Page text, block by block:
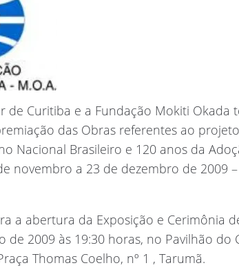
de Curitiba e a Fundação Mokiti Okada
das Obras referentes ao
Nacional Brasileiro e 120 anos da
novembro a 23 de dezembro de 2009
a abertura da Exposição e Cerimônia
de 2009 às 19:30 horas, no Pavilhão
Thomas Coelho, nº 1 , Tarumã.